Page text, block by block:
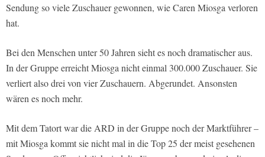
Sendung so viele Zuschauer gewonnen, wie Caren Miosga verloren
hat.
Bei den Menschen unter 50 Jahren sieht es noch dramatischer aus.
In der Gruppe erreicht Miosga nicht einmal 300.000 Zuschauer. Sie
verliert also drei von vier Zuschauern. Abgerundet. Ansonsten
wären es noch mehr.
Mit dem Tatort war die ARD in der Gruppe noch der Marktführer –
mit Miosga kommt sie nicht mal in die Top 25 der meist gesehenen